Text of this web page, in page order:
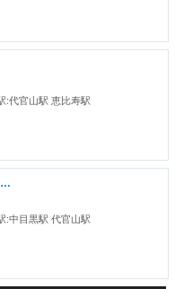
:代官山駅 恵比寿駅
アイオン中目黒イースト・ウエスト
:中目黒駅 代官山駅